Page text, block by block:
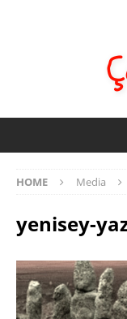
HOME Media
yenisey-